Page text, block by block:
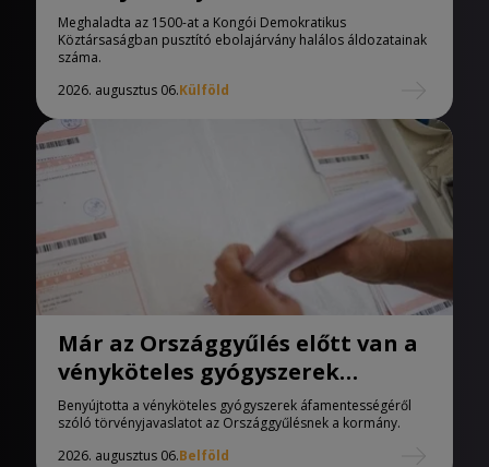
áldozatainak száma
Meghaladta az 1500-at a Kongói Demokratikus
Köztársaságban pusztító ebolajárvány halálos áldozatainak
száma.
2026. augusztus 06.Külföld
Már az Országgyűlés előtt van a
vényköteles gyógyszerek
áfamentességéről szóló
törvényjavaslat
Benyújtotta a vényköteles gyógyszerek áfamentességéről
szóló törvényjavaslatot az Országgyűlésnek a kormány.
2026. augusztus 06.Belföld